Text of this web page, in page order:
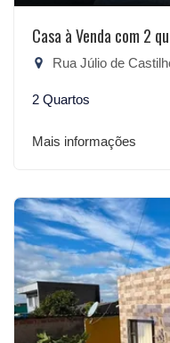
Casa à Venda com 2
Rua Júlio de Castilhos,
2 Quartos
Mais informações